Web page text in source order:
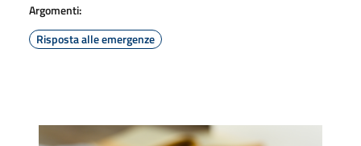
Argomenti:
Risposta alle emergenze